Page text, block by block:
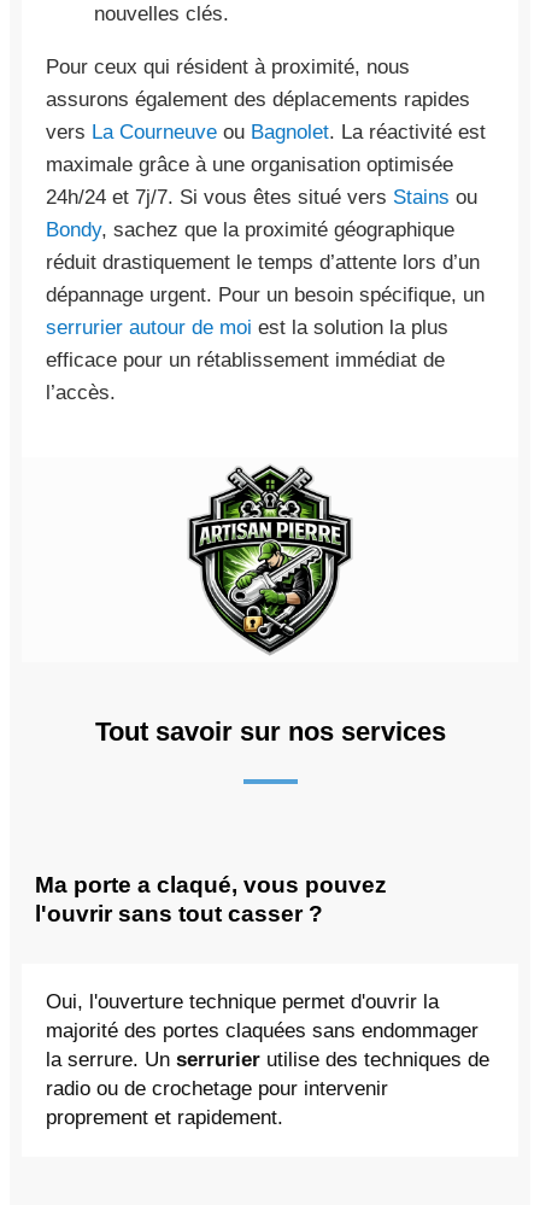
nouvelles clés.
Pour ceux qui résident à proximité, nous
assurons également des déplacements rapides
vers La Courneuve ou Bagnolet. La réactivité est
maximale grâce à une organisation optimisée
24h/24 et 7j/7. Si vous êtes situé vers Stains ou
Bondy, sachez que la proximité géographique
réduit drastiquement le temps d’attente lors d’un
dépannage urgent. Pour un besoin spécifique, un
serrurier autour de moi est la solution la plus
efficace pour un rétablissement immédiat de
l’accès.
Tout savoir sur nos services
Ma porte a claqué, vous pouvez
l'ouvrir sans tout casser ?
Oui, l'ouverture technique permet d'ouvrir la
majorité des portes claquées sans endommager
la serrure. Un serrurier utilise des techniques de
radio ou de crochetage pour intervenir
proprement et rapidement.